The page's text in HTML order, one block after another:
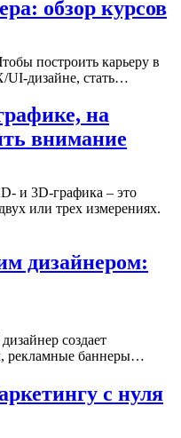
обзор курсов
построить карьеру в
UI-дизайне, стать…
на
внимание
и 3D-графика – это
или трех измерениях.
дизайнером:
создает
рекламные баннеры…
с нуля